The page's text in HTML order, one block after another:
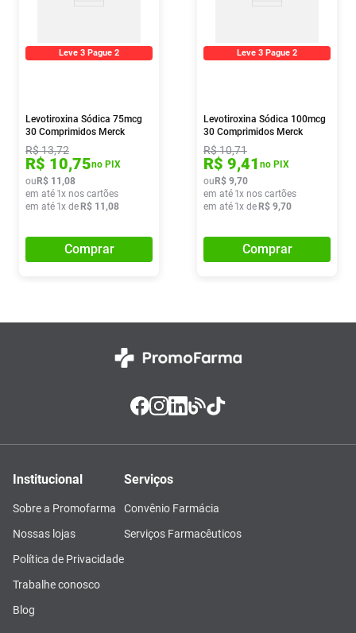
Leve 3 Pague 2
Levotiroxina Sódica 75mcg
30 Comprimidos Merck
R$13,72
R$ 10,75no PIX
ou R$ 11 ,08
em até 1x nos cartões
em até 1x de R$ 11 ,08
Comprar
Leve 3 Pague 2
Levotiroxina Sódica 100mcg
30 Comprimidos Merck
R$10,71
R$ 9,41 no PIX
ou R$ 9,70
em até 1x nos cartões
em até 1x de R$ 9,70
Comprar
Institucional
Sobre a Promofarma
Nossas lojas
Política de Privacidade
Trabalhe conosco
Blog
Serviços
Convênio Farmácia
Serviços Farmacêuticos